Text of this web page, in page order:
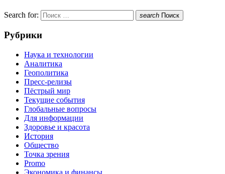
Search for: search Поиск
Рубрики
Наука и технологии
Аналитика
Геополитика
Пресс-релизы
Пёстрый мир
Текущие события
Глобальные вопросы
Для информации
Здоровье и красота
История
Общество
Точка зрения
Promo